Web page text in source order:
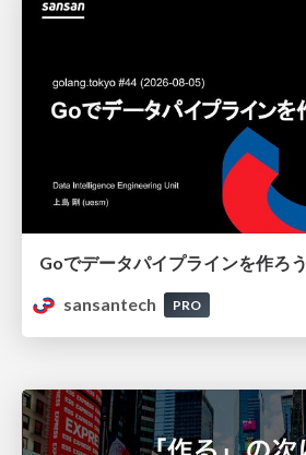
Goでデータパイプラインを作ろう
sansantech
PRO